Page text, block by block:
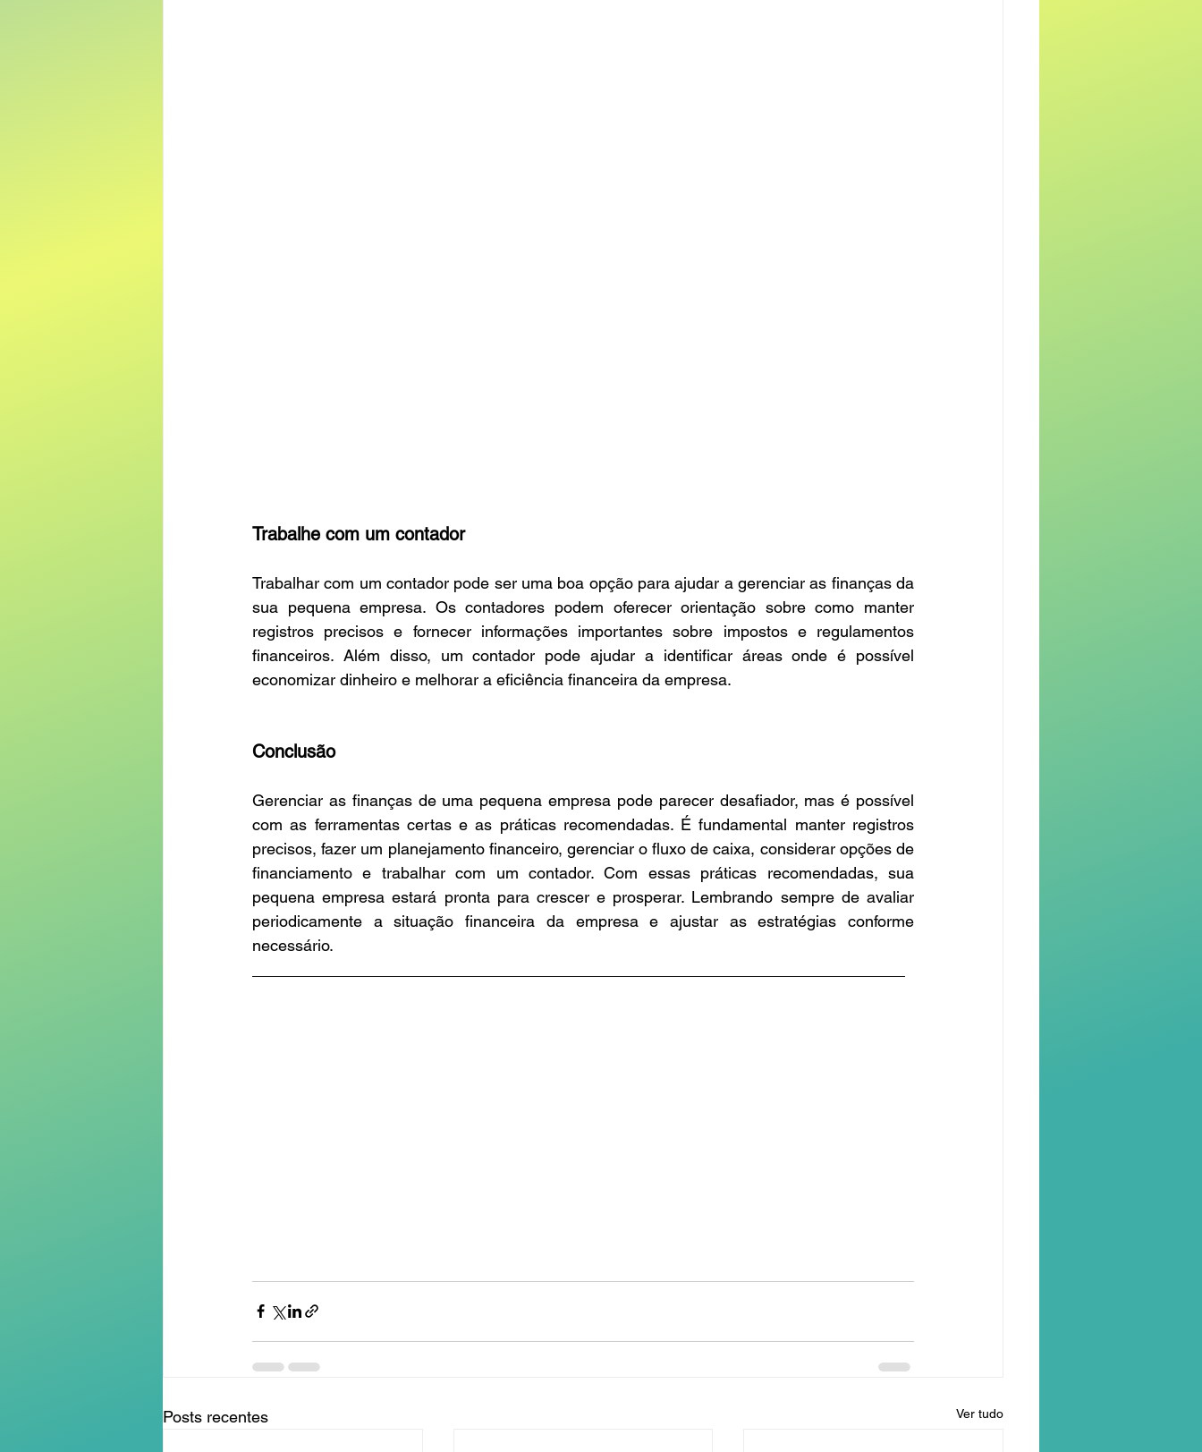
Trabalhe com um contador
Trabalhar com um contador pode ser uma boa opção para ajudar a gerenciar as finanças da
sua pequena empresa. Os contadores podem oferecer orientação sobre como manter
registros precisos e fornecer informações importantes sobre impostos e regulamentos
financeiros. Além disso, um contador pode ajudar a identificar áreas onde é possível
economizar dinheiro e melhorar a eficiência financeira da empresa.
Conclusão
Gerenciar as finanças de uma pequena empresa pode parecer desafiador, mas é possível
com as ferramentas certas e as práticas recomendadas. É fundamental manter registros
precisos, fazer um planejamento financeiro, gerenciar o fluxo de caixa, considerar opções de
financiamento e trabalhar com um contador. Com essas práticas recomendadas, sua
pequena empresa estará pronta para crescer e prosperar. Lembrando sempre de avaliar
periodicamente a situação financeira da empresa e ajustar as estratégias conforme
necessário.
Posts recentes Ver tudo